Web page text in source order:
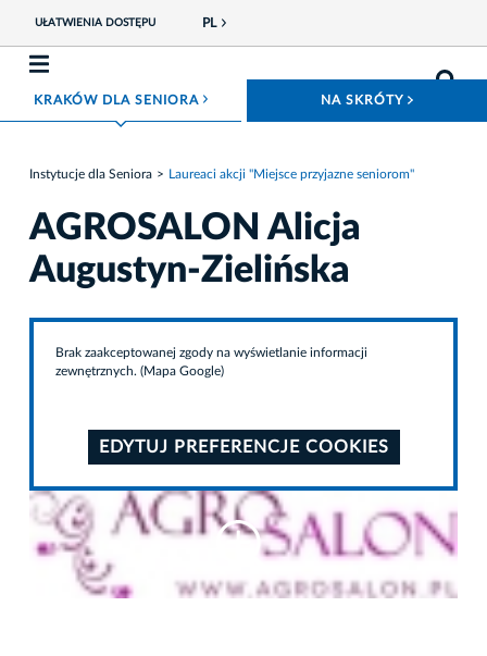
UŁATWIENIA DOSTĘPU PL
KRAKÓW DLA SENIORAROZWIŃ MENU NA SKRÓTY
Instytucje dla Seniora Laureaci akcji "Miejsce przyjazne seniorom"
AGROSALON Alicja
Augustyn-Zielińska
Brak zaakceptowanej zgody na wyświetlanie informacji
zewnętrznych. (Mapa Google)
EDYTUJ PREFERENCJE COOKIES